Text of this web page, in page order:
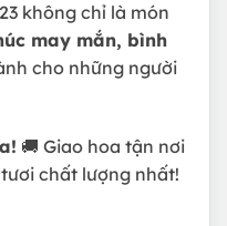
không chỉ là món
may mắn, bình
cho những người
🚚 Giao hoa tận nơi
chất lượng nhất!